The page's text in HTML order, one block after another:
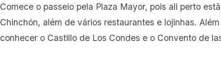
Comece o passeio pela Plaza Mayor, pois ali perto
Chinchón, além de vários restaurantes e lojinhas.
conhecer o Castillo de Los Condes e o Convento de